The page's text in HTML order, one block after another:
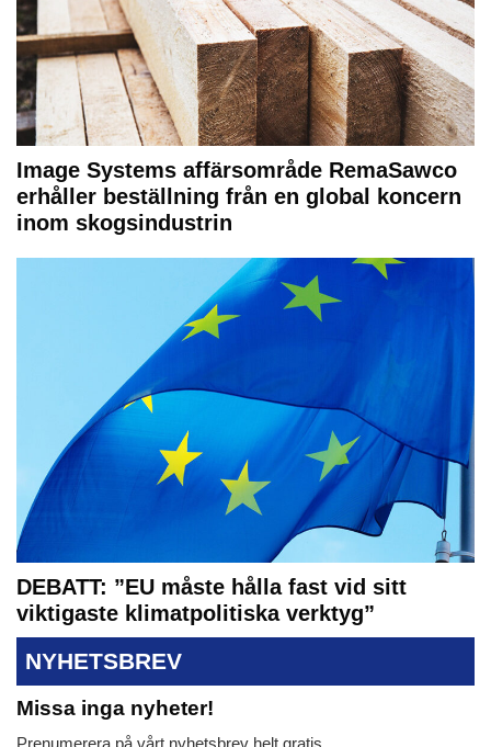
Image Systems affärsområde RemaSawco
erhåller beställning från en global koncern
inom skogsindustrin
DEBATT: ”EU måste hålla fast vid sitt
viktigaste klimatpolitiska verktyg”
NYHETSBREV
Missa inga nyheter!